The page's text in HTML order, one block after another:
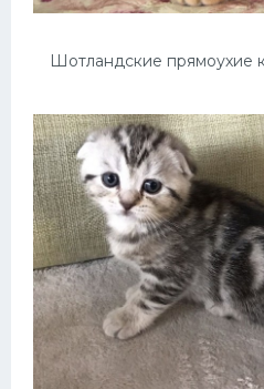
Шотландские прямоухие